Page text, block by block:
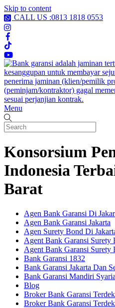
Skip to content
CALL US :0813 1818 0553
Menu
Konsorsium
Indonesia
Barat
Agen Bank Garansi Di
Agen Bank Garansi Jakarta
Agen Surety Bond Di
Agent Bank Garansi Surety
Agent Bank Garansi Surety
Bank Garansi 1832
Bank Garansi Jakarta Dan
Bank Garansi Mandiri
Blog
Broker Bank Garansi
Broker Bank Garansi